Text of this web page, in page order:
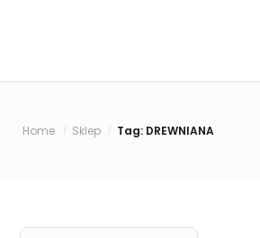
Home / Sklep / Tag: DREWNIANA